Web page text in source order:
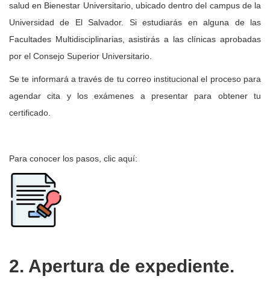
salud en Bienestar Universitario, ubicado dentro del campus de la
Universidad de El Salvador. Si estudiarás en alguna de las
Facultades Multidisciplinarias, asistirás a las clínicas aprobadas
por el Consejo Superior Universitario.
Se te informará a través de tu correo institucional el proceso para
agendar cita y los exámenes a presentar para obtener tu
certificado.
Para conocer los pasos, clic aquí:
2. Apertura de expediente.